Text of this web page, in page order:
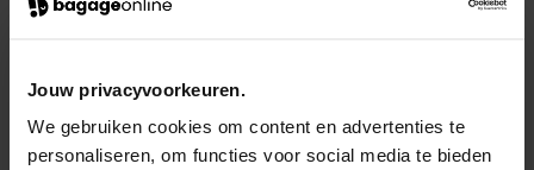
Jouw privacyvoorkeuren.
We gebruiken cookies om content en advertenties te
personaliseren, om functies voor social media te bieden